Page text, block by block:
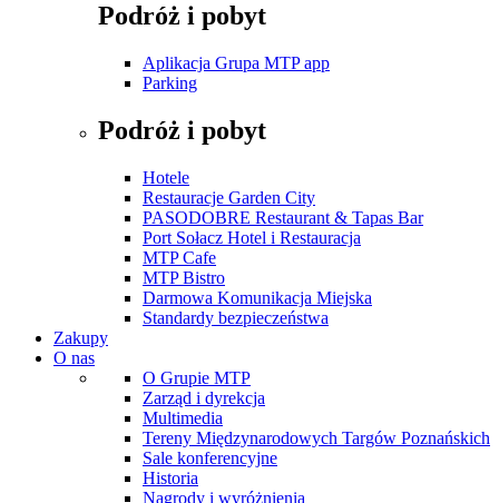
Podróż i pobyt
Aplikacja Grupa MTP app
Parking
Podróż i pobyt
Hotele
Restauracje Garden City
PASODOBRE Restaurant & Tapas Bar
Port Sołacz Hotel i Restauracja
MTP Cafe
MTP Bistro
Darmowa Komunikacja Miejska
Standardy bezpieczeństwa
Zakupy
O nas
O Grupie MTP
Zarząd i dyrekcja
Multimedia
Tereny Międzynarodowych Targów Poznańskich
Sale konferencyjne
Historia
Nagrody i wyróżnienia